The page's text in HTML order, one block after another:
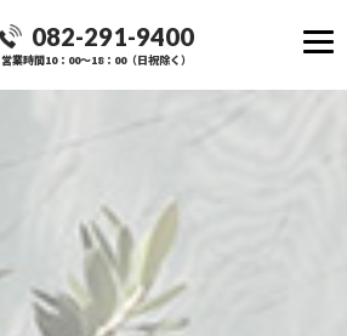
082-291-9400
営業時間10：00～18：00（日祝除く）